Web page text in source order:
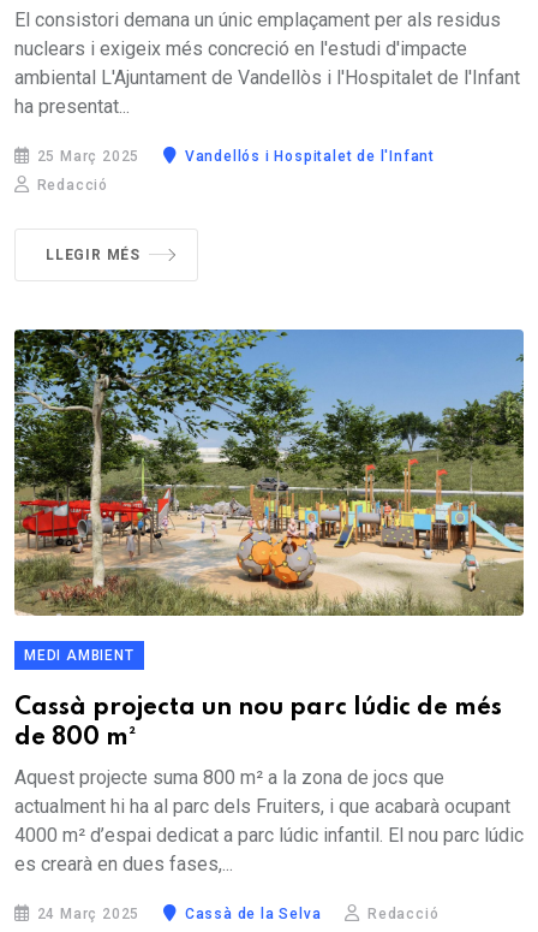
El consistori demana un únic emplaçament per als residus
nuclears i exigeix més concreció en l'estudi d'impacte
ambiental L'Ajuntament de Vandellòs i l'Hospitalet de l'Infant
ha presentat...
25 Març 2025
Vandellós i Hospitalet de l'Infant
Redacció
LLEGIR MÉS
MEDI AMBIENT
Cassà projecta un nou parc lúdic de més
de 800 m²
Aquest projecte suma 800 m² a la zona de jocs que
actualment hi ha al parc dels Fruiters, i que acabarà ocupant
4000 m² d’espai dedicat a parc lúdic infantil. El nou parc lúdic
es crearà en dues fases,...
24 Març 2025 Cassà de la Selva Redacció